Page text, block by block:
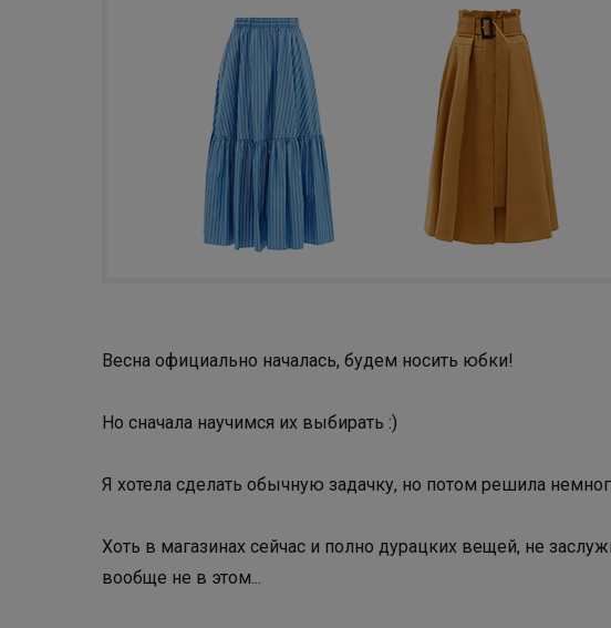
Весна официально началась, будем носить юбки!
Но сначала научимся их выбирать :)
Я хотела сделать обычную задачку, но потом решила
Хоть в магазинах сейчас и полно дурацких вещей, не
вообще не в этом...